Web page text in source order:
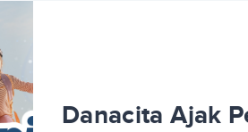
Danacita Ajak